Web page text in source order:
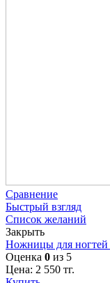
Сравнение
Быстрый взгляд
Список желаний
Закрыть
Ножницы для
Оценка 0 из 5
Цена: 2 550 тг.